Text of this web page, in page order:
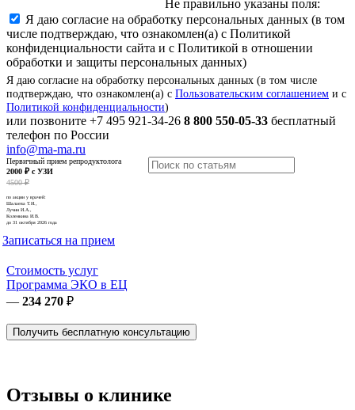
Не правильно указаны поля:
Я даю согласие на обработку персональных данных (в том
числе подтверждаю, что ознакомлен(а) с Политикой
конфиденциальности сайта и с Политикой в отношении
обработки и защиты персональных данных)
Я даю согласие на обработку персональных данных (в том числе
подтверждаю, что ознакомлен(а) с Пользовательским соглашением и с
Политикой конфиденциальности)
или позвоните +7 495 921-34-26 8 800 550-05-33 бесплатный
телефон по России
info@ma-ma.ru
Первичный прием репродуктолога
2000 ₽ с УЗИ
4500 ₽
по акции у врачей:
Шалаева Т.И.,
Лучин И.А.,
Коленкина И.В.
до 31 октября 2026 года
Записаться на прием
Стоимость услуг
Программа ЭКО в ЕЦ
— 234 270 ₽
Получить бесплатную консультацию
Отзывы о клинике